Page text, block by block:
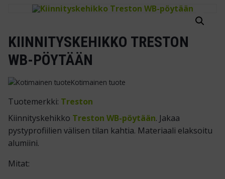
KIINNITYSKEHIKKO TRESTON
WB-PÖYTÄÄN
Kotimainen tuote
Tuotemerkki: Treston
Kiinnityskehikko Treston WB-pöytään. Jakaa
pystyprofiilien välisen tilan kahtia. Materiaali elaksoitu
alumiini.
Mitat: